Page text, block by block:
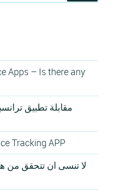
Apps – Is there any
مقابلة تطبيق
Tracking APP
لا تنسى ان تتحقق من